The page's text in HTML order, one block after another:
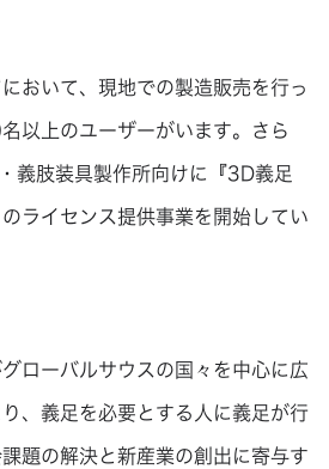
おいて、現地での製造販売を行っ
以上のユーザーがいます。さら
義肢装具製作所向けに『3D義足
ライセンス提供事業を開始してい
ローバルサウスの国々を中心に広
、義足を必要とする人に義足が行
題の解決と新産業の創出に寄与す